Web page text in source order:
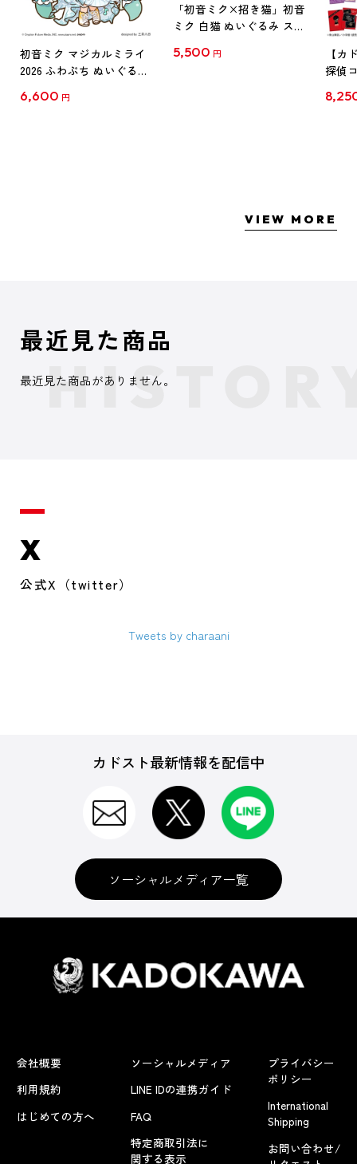
初音ミク マジカルミライ
2026 ふわぷち ぬいぐるみ
6,600 円
「初音ミク×招き猫」初音
ミク 白猫 ぬいぐるみ スタ
5,500 円
【カ
探偵
クリ
VIEW MORE
最近見た商品
最近見た商品がありません。
X
公式X（twitter）
Tweets by charaani
カドスト最新情報を配信中
ソーシャルメディア一覧
会社概要
利用規約
はじめての方へ
ソーシャルメディア
LINE IDの連携ガイド
FAQ
特定商取引法に
関する表示
プライバシー
ポリシー
International
Shipping
お問い合わせ/